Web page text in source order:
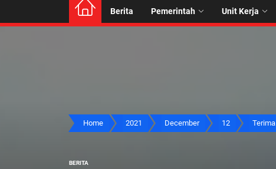
Berita Pemerintah Unit Kerja
Home 2021 December 12
BERITA